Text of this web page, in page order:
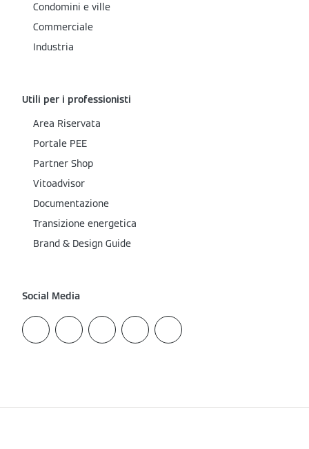
Condomini e ville
Commerciale
Industria
Utili per i professionisti
Area Riservata
Portale PEE
Partner Shop
Vitoadvisor
Documentazione
Transizione energetica
Brand & Design Guide
Social Media